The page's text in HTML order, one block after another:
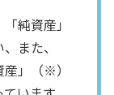
純資産」
また、
」（※）